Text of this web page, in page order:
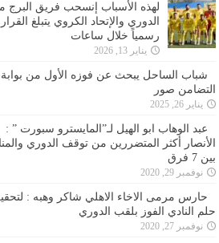
لهذه الأسباب إنسحب فريق البرج
الدوري والإتحاد الكروي يتبلغ القرار
رسمياً خلال ساعات
يناير 13, 2026
شباب الساحل يبحث عن فوزه الأول من بوابة
التضامن صور
يناير 26, 2025
عبد الوهاب ابو الهيل لـ”المايسترو سبورت ” :
الأنصار أكثر المتضررين من توقف الدوري
بين 7 فرق
نوفمبر 29, 2020
حارس مرمى الاخاء الاهلي شاكر وهبه :
حلم النادي الفوز بلقب الدوري
نوفمبر 27, 2020